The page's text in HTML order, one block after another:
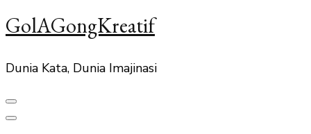
GolAGongKreatif
Dunia Kata, Dunia Imajinasi